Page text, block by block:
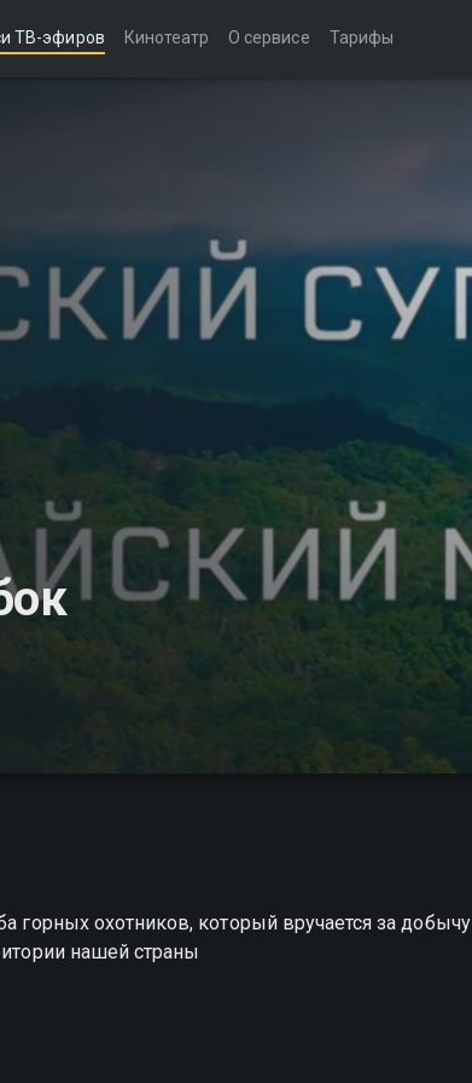
ТВ-эфиров Кинотеатр О сервисе Тарифы
горных охотников, который вручается за добычу
нашей страны